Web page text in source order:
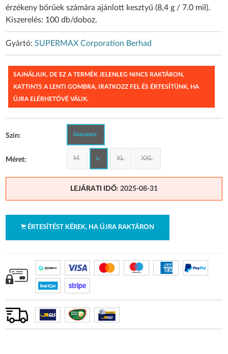
érzékeny bőrűek számára ajánlott kesztyű (8,4 g / 7.0 mil).
Kiszerelés: 100 db/doboz.
Gyártó:SUPERMAX Corporation Berhad
SAJNÁLJUK, DE EZ A TERMÉK JELENLEG NINCS RAKTÁRON,
KATTINTS A LENTI GOMBRA, IRATKOZZ FEL ÉS ÉRTESÍTÜNK, HA
ÚJRA ELÉRHETŐVÉ VÁLIK.
Szín: Narancs
Méret: M L XL XXL
LEJÁRATI IDŐ: 2025-08-31
ÉRTESÍTÉST KÉREK, HA ÚJRA RAKTÁRON